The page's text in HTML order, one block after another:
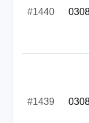
#1440
#1439